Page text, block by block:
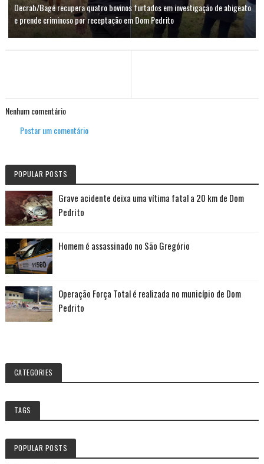
Decrab/Bagé recupera quatro bovinos furtados em investigação de abigeato
e prende criminoso por receptação em Dom Pedrito
Nenhum comentário
Postar um comentário
POPULAR POSTS
Grave acidente deixa uma vítima fatal a 20 km de Dom
Pedrito
Homem é assassinado no São Gregório
Operação Força Total é realizada no município de Dom
Pedrito
CATEGORIES
TAGS
POPULAR POSTS